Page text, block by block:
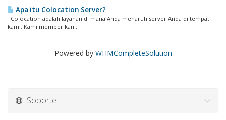
Apa itu Colocation Server?
Colocation adalah layanan di mana Anda menaruh server Anda di tempat
kami. Kami memberikan...
Powered by WHMCompleteSolution
Soporte